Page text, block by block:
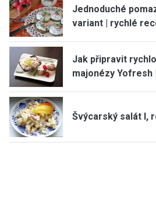
Jednoduché
variant | rychlé
Jak připravit
majonézy Yofresh
Švýcarský salát I,